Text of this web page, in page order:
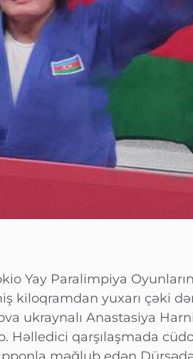
Yay Paralimpiya
kiloqramdan yuxarı çəki
ukraynalı Anastasiya
qarşılaşmada